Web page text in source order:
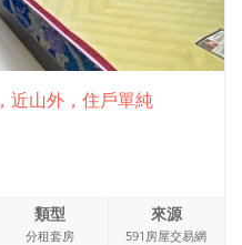
近山外，住戶單純
類型
分租套房
來源
591房屋交易網